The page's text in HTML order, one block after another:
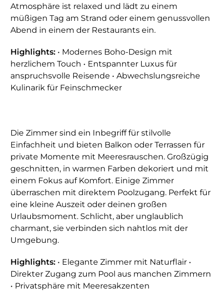
Atmosphäre ist relaxed und lädt zu einem
müßigen Tag am Strand oder einem genussvollen
Abend in einem der Restaurants ein.
Highlights: • Modernes Boho-Design mit
herzlichem Touch • Entspannter Luxus für
anspruchsvolle Reisende • Abwechslungsreiche
Kulinarik für Feinschmecker
Die Zimmer sind ein Inbegriff für stilvolle
Einfachheit und bieten Balkon oder Terrassen für
private Momente mit Meeresrauschen. Großzügig
geschnitten, in warmen Farben dekoriert und mit
einem Fokus auf Komfort. Einige Zimmer
überraschen mit direktem Poolzugang. Perfekt für
eine kleine Auszeit oder deinen großen
Urlaubsmoment. Schlicht, aber unglaublich
charmant, sie verbinden sich nahtlos mit der
Umgebung.
Highlights: • Elegante Zimmer mit Naturflair •
Direkter Zugang zum Pool aus manchen Zimmern
• Privatsphäre mit Meeresakzenten